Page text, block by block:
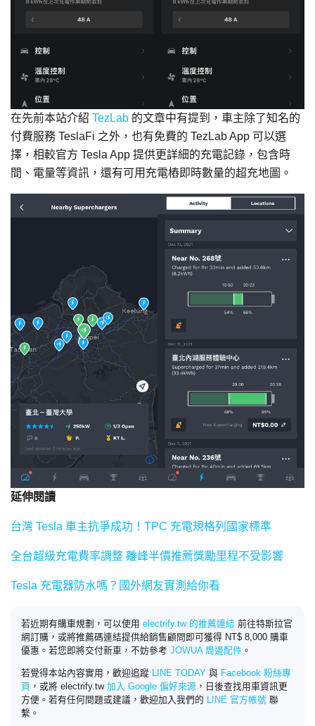
在先前本站介紹 TezLab 的文章中有提到，車主除了知名的
付費服務 TeslaFi 之外，也有免費的 TezLab App 可以選
擇，相較官方 Tesla App 提供更詳細的充電記錄，包含時
間、電量等資訊，還有可用充電樁即時數量的超充地圖。
延伸閱讀
台灣 Tesla 車主抗爭成功！TPC 充電規格列國家標準
全台超級充電費率調整 離峰半價推薦獎勵里程不受影響
Tesla 充電器防水嗎？國外網友實測給你看
若近期有購車規劃，可以使用 electrify.tw 的推薦連結 前往特斯拉官
網訂購，或將推薦碼連結提供給銷售顧問即可獲得 NT$ 8,000 購車
優惠。若您即將交付新車，不妨參考 JOWUA 周邊配件 。
若覺得本站內容實用，歡迎追蹤 LINE TODAY 與 Facebook 粉絲專
頁 ，或將 electrify.tw 加入 Google 偏好來源 ，日後查找用車資訊更
方便。若有任何問題或建議，歡迎加入我們的
LINE 官方帳號 聯
繫。